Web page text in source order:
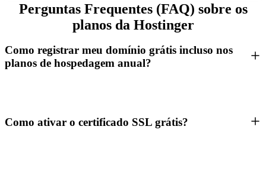
Perguntas Frequentes (FAQ) sobre os
planos da Hostinger
Como registrar meu domínio grátis incluso nos
planos de hospedagem anual?
Como ativar o certificado SSL grátis?